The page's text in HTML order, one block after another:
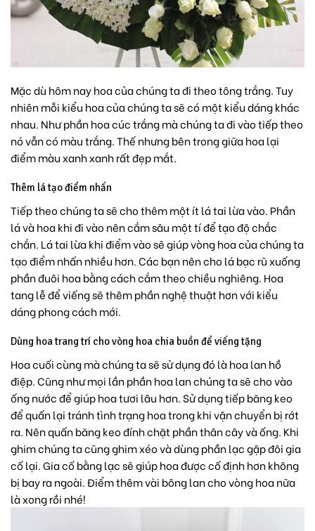
Mặc dù hôm nay hoa của chúng ta đi theo tông trắng. Tuy
nhiên mỗi kiểu hoa của chúng ta sẽ có một kiểu dáng khác
nhau. Như phần hoa cúc trắng mà chúng ta đi vào tiếp theo
nó vẫn có màu trắng. Thế nhưng bên trong giữa hoa lại
điểm màu xanh xanh rất đẹp mắt.
Thêm lá tạo điểm nhấn
Tiếp theo chúng ta sẽ cho thêm một ít lá tai lừa vào. Phần
lá và hoa khi đi vào nên cắm sâu một tí để tạo độ chắc
chắn. Lá tai lừa khi điểm vào sẽ giúp vòng hoa của chúng ta
tạo điểm nhấn nhiều hơn.Các bạn nên cho lá bạc rũ xuống
phần đuôi hoa bằng cách cắm theo chiều nghiêng. Hoa
tang lễ để viếng sẽ thêm phần nghệ thuật hơn với kiểu
dáng phong cách mới.
Dùng hoa trang trí cho vòng hoa chia buồn để viếng tặng
Hoa cuối cùng mà chúng ta sẽ sử dụng đó làhoa lan hồ
điệp. Cũng như mọi lần phần hoa lan chúng ta sẽ cho vào
ống nước để giúp hoa tươi lâu hơn. Sử dụng tiếp băng keo
để quấn lại tránh tình trạng hoa trong khi vận chuyển bị rớt
ra. Nên quấn băng keo đính chặt phần thân cây và ống. Khi
ghim chúng ta cũng ghim xéo và dùng phần lạc gập đôi gia
cố lại. Gia cố bằng lạc sẽ giúp hoa được cố định hơn không
bị bay ra ngoài. Điểm thêm vài bông lan cho vòng hoa nữa
là xong rồi nhé!